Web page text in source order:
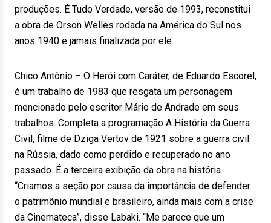
produções. É Tudo Verdade, versão de 1993, reconstitui
a obra de Orson Welles rodada na América do Sul nos
anos 1940 e jamais finalizada por ele.
Chico Antônio – O Herói com Caráter, de Eduardo Escorel,
é um trabalho de 1983 que resgata um personagem
mencionado pelo escritor Mário de Andrade em seus
trabalhos. Completa a programação A História da Guerra
Civil, filme de Dziga Vertov de 1921 sobre a guerra civil
na Rússia, dado como perdido e recuperado no ano
passado. É a terceira exibição da obra na história.
“Criamos a seção por causa da importância de defender
o patrimônio mundial e brasileiro, ainda mais com a crise
da Cinemateca”, disse Labaki. “Me parece que um